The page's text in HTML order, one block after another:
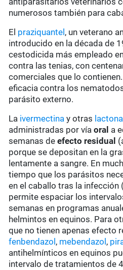
numerosos también para
El praziquantel , un veterano
introducido en la década de
cestodicida más empleado
contra las tenias, con
comerciales que lo
eficacia contra los
parásito externo.
La ivermectina y otras
administradas por víaoral a
semanas deefecto residual
porque se depositan en la
lentamente a sangre. En
tiempo que los parásitos
en el caballo tras la
permite espaciar los
semanas en programas
helmintos en equinos. Para
que no tienen apenas efecto
fenbendazol , mebendazol ,
antihelmínticos en equinos
intervalo de tratamientos de